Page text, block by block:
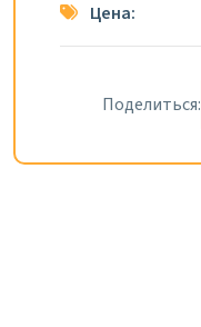
Цена:
Поделиться: